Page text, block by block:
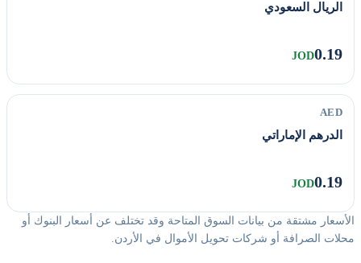
الريال السعودي
0.19
JOD
AED
الدرهم الإماراتي
0.19
JOD
الأسعار مشتقة من بيانات السوق المتاحة وقد تختلف عن أسعار البنوك أو
محلات الصرافة أو شركات تحويل الأموال في الأردن.